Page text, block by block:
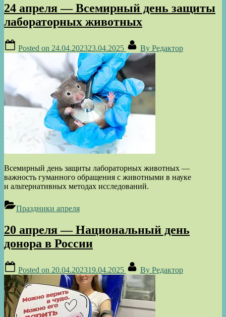
24 апреля — Всемирный день защиты
лабораторных животных
Posted on 24.04.202323.04.2025 By Редактор
Всемирный день защиты лабораторных животных —
важность гуманного обращения с животными в науке
и альтернативных методах исследований.
Праздники апреля
20 апреля — Национальный день
донора в России
Posted on 20.04.202319.04.2025 By Редактор